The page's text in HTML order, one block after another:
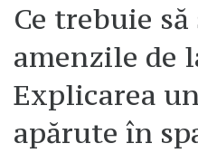
Ce trebuie
amenzile de
Explicarea
apărute în